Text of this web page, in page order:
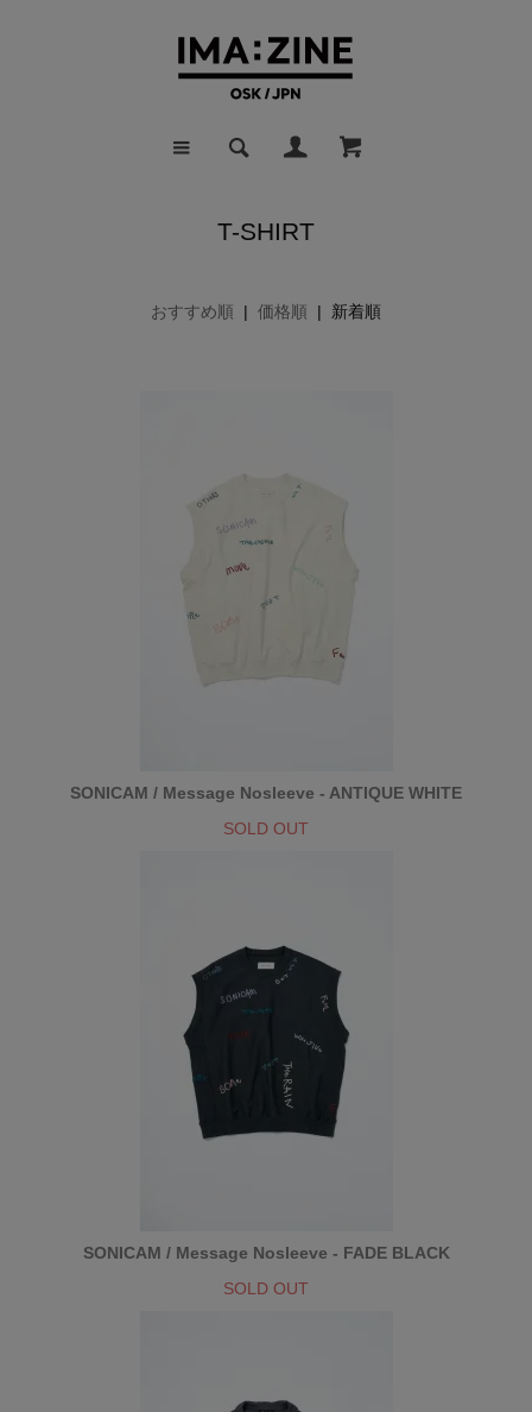
T-SHIRT
おすすめ順 | 価格順 | 新着順
SONICAM / Message Nosleeve - ANTIQUE WHITE
SOLD OUT
SONICAM / Message Nosleeve - FADE BLACK
SOLD OUT